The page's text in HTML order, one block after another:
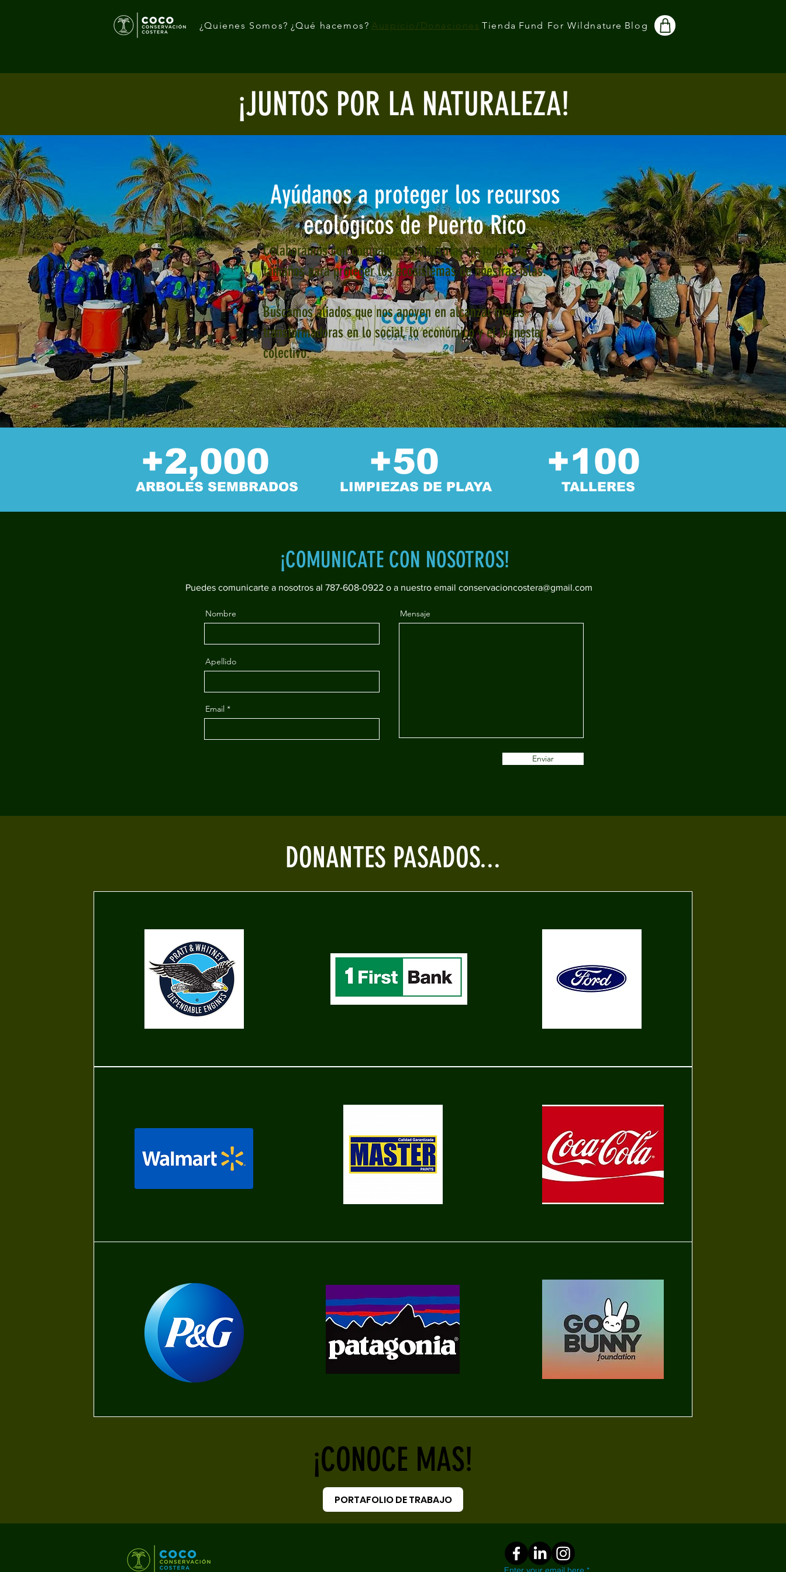
¿Quienes Somos? ¿Qué hacemos? Auspicio/Donaciones Tienda Fund For Wildnature Blog
¡JUNTOS POR LA NATURALEZA!
Ayúdanos a proteger los recursos
ecológicos de Puerto Rico
Colaboramos con compañías e industrias de todos los
tamaños para proteger los ecosistemas de nuestras islas.
Buscamos aliados que nos apoyen en alcanzar metas
transformadoras en lo social, lo económico y el bienestar
colectivo.
ARBOLES SEMBRADOS
+2,000
LIMPIEZAS DE PLAYA
+50 +100
TALLERES
¡COMUNICATE CON NOSOTROS!
Puedes comunicarte a nosotros al 787-608-0922 o a nuestro email conservacioncostera@gmail.com
Nombre
Apellido
Email
Mensaje
Enviar
DONANTES PASADOS...
¡CONOCE MAS!
PORTAFOLIO DE TRABAJO
Contáctanos